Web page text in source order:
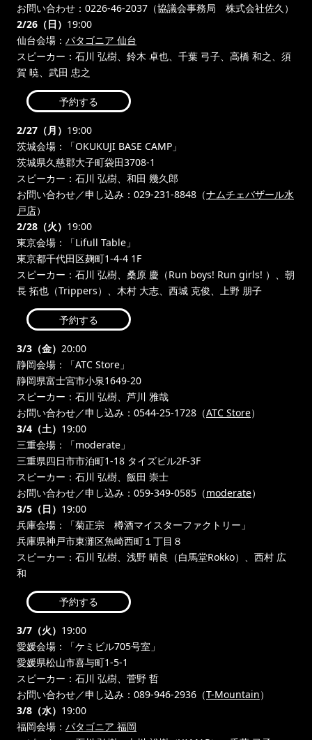
お問い合わせ：0226-46-2037（協議会事務局 株式会社佐久）
2/26（日） 19:00
仙台会場： パタゴニア 仙台
スピーカー：石川 弘樹、鈴木 卓也、千葉 弓子、高橋 和之、須
賀 暁、武田 忠之
予約する
2/27（月） 19:00
茨城会場：「OKUKUJI BASE CAMP」
茨城県久慈郡大子町袋田3708-1
スピーカー：石川 弘樹、和田 幾久郎
お問い合わせ／申し込み：029-231-8848（ナムチェバザール水
戸店）
2/28（火） 19:00
東京会場：「Lifull Table」
東京都千代田区麹町1-4-4 1F
スピーカー：石川 弘樹、桑原 慶（Run boys! Run girls! ）、朝
長 拓也（Trippers）、木村 大志、西城 克俊、上野 朋子
予約する
3/3（金） 20:00
静岡会場：「ATC Store」
静岡県富士宮市小泉1649-20
スピーカー：石川 弘樹、芦川 雅哉
お問い合わせ／申し込み：0544-25-1728（ATC Store）
3/4（土） 19:00
三重会場：「moderate」
三重県四日市市泊町1-18 タイズビル2F-3F
スピーカー：石川 弘樹、飯田 崇士
お問い合わせ／申し込み：059-349-0585（moderate）
3/5（日） 19:00
兵庫会場：「菊正宗 樽酒マイスターファクトリー」
兵庫県神戸市東灘区魚崎西町１丁目８
スピーカー：石川 弘樹、浅野 晴良（白馬堂Rokko）、西村 広
和
予約する
3/7（火） 19:00
愛媛会場：「ケミビル705号室」
愛媛県松山市喜与町1-5-1
スピーカー：石川 弘樹、菅野 哲
お問い合わせ／申し込み：089-946-2936（T-Mountain）
3/8（水） 19:00
福岡会場： パタゴニア 福岡